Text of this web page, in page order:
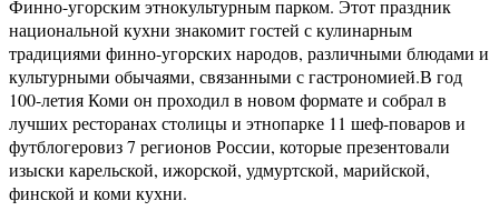
Финно-угорским этнокультурным парком. Этот праздник
национальной кухни знакомит гостей с кулинарным
традициями финно-угорских народов, различными блюдами и
культурными обычаями, связанными с гастрономией.В год
100-летия Коми он проходил в новом формате и собрал в
лучших ресторанах столицы и этнопарке 11 шеф-поваров и
футблогеровиз 7 регионов России, которые презентовали
изыски карельской, ижорской, удмуртской, марийской,
финской и коми кухни.